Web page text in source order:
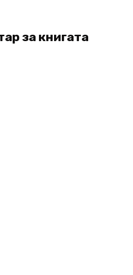
за книгата